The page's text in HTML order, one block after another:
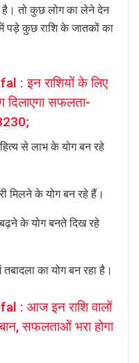
है। तो कुछ लोग का लेने देन
पड़े कुछ राशि के जातकों का
: इन राशियों के लिए
सफलता-
से लाभ के योग बन रहे
मिलने के योग बन रहे हैं।
के योग बनते दिख रहे
का योग बन रहा है।
: आज इन राशि वालों
सफलताओं भरा होगा